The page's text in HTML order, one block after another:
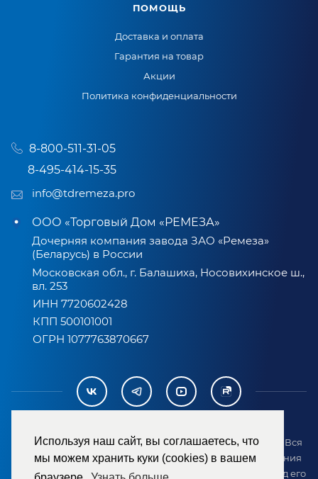
Используя наш сайт, вы соглашаетесь, что
мы можем хранить куки (cookies) в вашем
ПОМОЩЬ
Доставка и оплата
Гарантия на товар
Акции
Политика конфиденциальности
8-800-511-31-05
8-495-414-15-35
info@tdremeza.pro
ООО «Торговый Дом «РЕМЕЗА»
Дочерняя компания завода ЗАО «Ремеза»
(Беларусь) в России
Московская обл., г. Балашиха, Носовихинское ш.,
вл. 253
ИНН 7720602428
КПП 500101001
ОГРН 1077763870667
2007-2026 © ООО «ТД «РЕМЕЗА». Все права защищены. Вся
информация на сайте размещена в целях предоставления
возможности покупателю ознакомиться с товаром перед его